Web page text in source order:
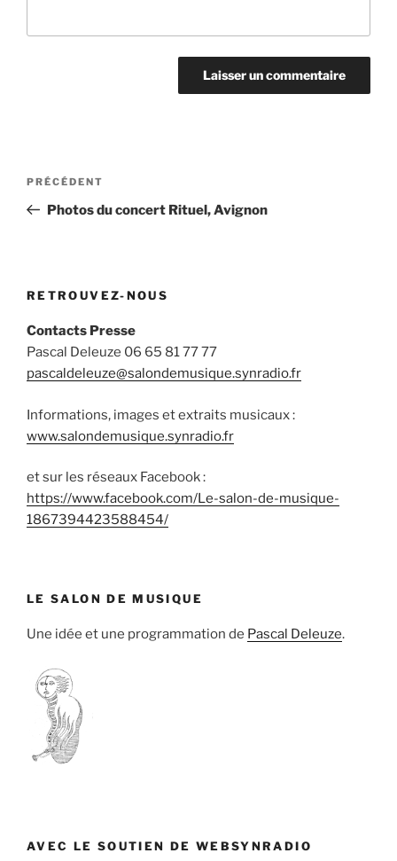
Navigation
l’article
Article
précédent
PRÉCÉDENT
Photos du concert Rituel, Avignon
RETROUVEZ-NOUS
Contacts Presse
Pascal Deleuze 06 65 81 77 77
pascaldeleuze@salondemusique.synradio.fr
Informations, images et extraits musicaux :
www.salondemusique.synradio.fr
et sur les réseaux Facebook :
https://www.facebook.com/Le-salon-de-musique-
1867394423588454/
LE SALON DE MUSIQUE
Une idée et une programmation de Pascal Deleuze.
AVEC LE SOUTIEN DE WEBSYNRADIO